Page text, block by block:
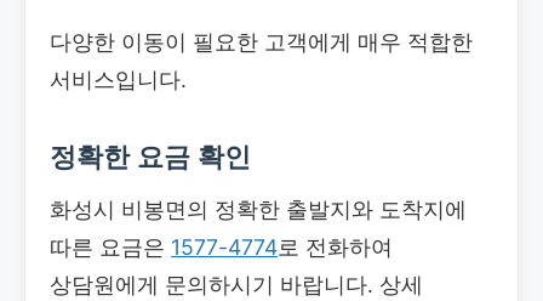
다양한 이동이 필요한 고객에게 매우 적합한
서비스입니다.
정확한 요금 확인
화성시 비봉면의 정확한 출발지와 도착지에
따른 요금은 1577-4774로 전화하여
상담원에게 문의하시기 바랍니다. 상세